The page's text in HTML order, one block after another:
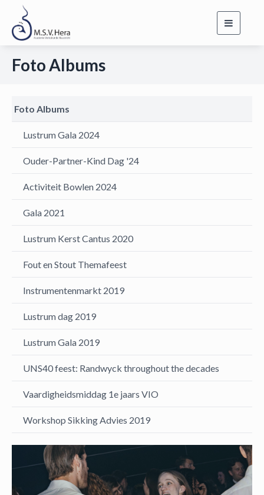
Toggle
Foto Albums
Foto Albums
Lustrum Gala 2024
Ouder-Partner-Kind Dag '24
Activiteit Bowlen 2024
Gala 2021
Lustrum Kerst Cantus 2020
Fout en Stout Themafeest
Instrumentenmarkt 2019
Lustrum dag 2019
Lustrum Gala 2019
UNS40 feest: Randwyck throughout the decades
Vaardigheidsmiddag 1e jaars VIO
Workshop Sikking Advies 2019